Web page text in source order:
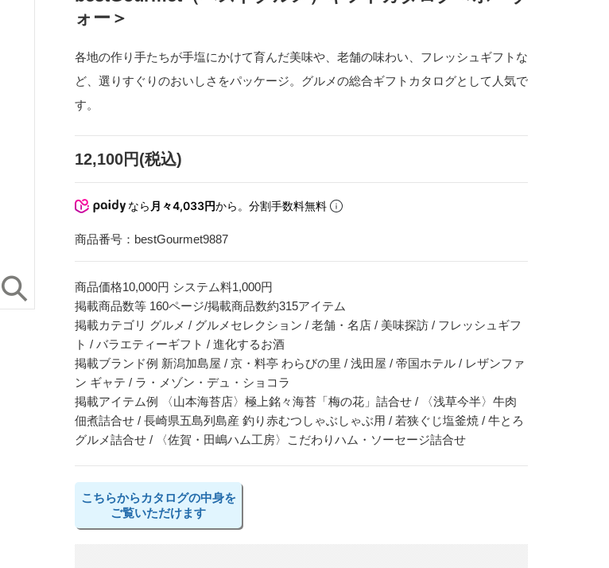
ォー＞
各地の作り手たちが手塩にかけて育んだ美味や、老舗の味わい、フレッシュギフトな
ど、選りすぐりのおいしさをパッケージ。グルメの総合ギフトカタログとして人気で
す。
12,100円(税込)
なら 月々4,033円から。分割手数料無料
商品番号： bestGourmet9887
商品価格10,000円 システム料1,000円
掲載商品数等 160ページ/掲載商品数約315アイテム
掲載カテゴリ グルメ / グルメセレクション / 老舗・名店 / 美味探訪 / フレッシュギフ
ト / バラエティーギフト / 進化するお酒
掲載ブランド例 新潟加島屋 / 京・料亭 わらびの里 / 浅田屋 / 帝国ホテル / レザンファ
ン ギャテ / ラ・メゾン・デュ・ショコラ
掲載アイテム例 〈山本海苔店〉極上銘々海苔「梅の花」詰合せ / 〈浅草今半〉牛肉
佃煮詰合せ / 長崎県五島列島産 釣り赤むつしゃぶしゃぶ用 / 若狭ぐじ塩釜焼 / 牛とろ
グルメ詰合せ / 〈佐賀・田嶋ハム工房〉こだわりハム・ソーセージ詰合せ
こちらからカタログの中身を
ご覧いただけます